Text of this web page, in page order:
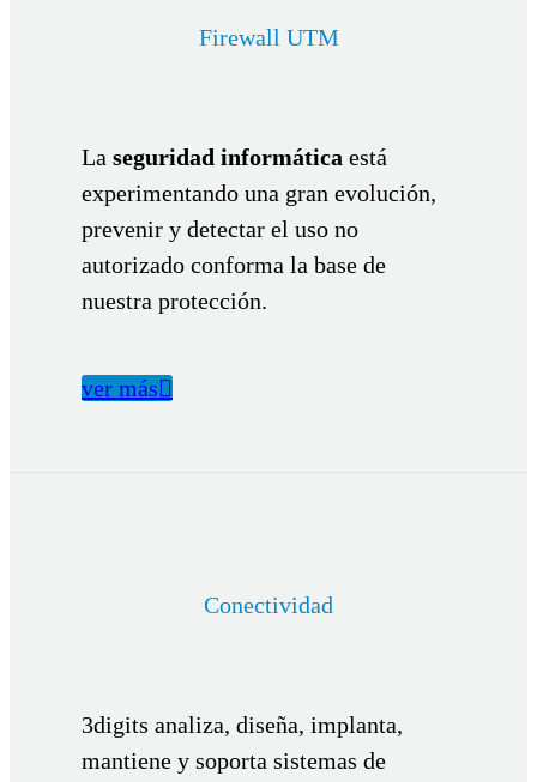
Firewall UTM
La seguridad informática está
experimentando una gran evolución,
prevenir y detectar el uso no
autorizado conforma la base de
nuestra protección.
ver más
Conectividad
3digits analiza, diseña, implanta,
mantiene y soporta sistemas de